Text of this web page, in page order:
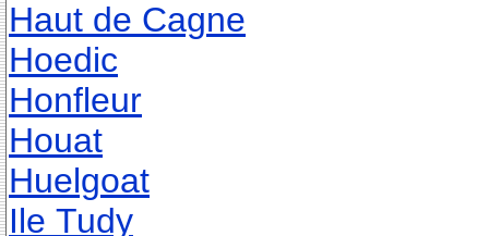
Haut de Cagne
Hoedic
Honfleur
Houat
Huelgoat
Ile Tudy